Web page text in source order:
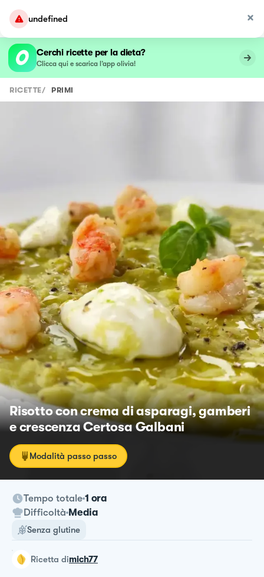
undefined
Cerchi ricette per la dieta?
Clicca qui e scarica l’app olivia!
RICETTE/ PRIMI
Risotto con crema di asparagi, gamberi
e crescenza Certosa Galbani
Modalità passo passo
Tempo totale 1 ora
Difficoltà Media
Senza glutine
ricetta dimich77